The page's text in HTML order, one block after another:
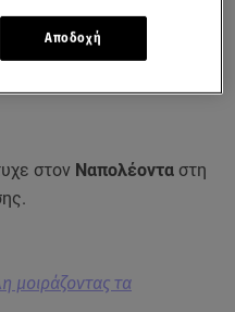
στον Ναπολέοντα στη
μοιράζοντας τα
Αποδοχή